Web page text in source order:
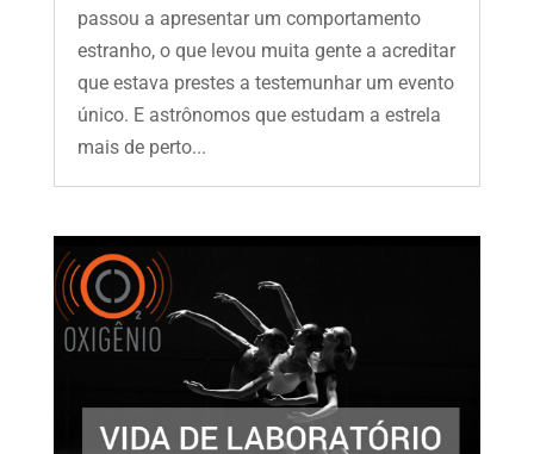
passou a apresentar um comportamento
estranho, o que levou muita gente a acreditar
que estava prestes a testemunhar um evento
único. E astrônomos que estudam a estrela
mais de perto...